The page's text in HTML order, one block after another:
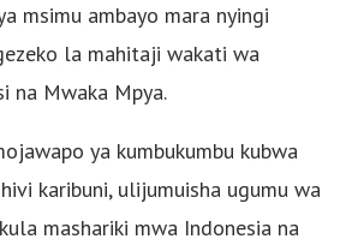
msimu ambayo mara nyingi
la mahitaji wakati wa
na Mwaka Mpya.
ya kumbukumbu kubwa
karibuni, ulijumuisha ugumu wa
mashariki mwa Indonesia na